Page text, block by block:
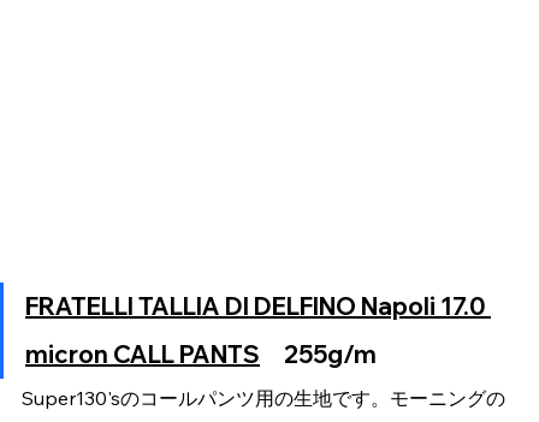
FRATELLI TALLIA DI DELFINO Napoli 17.0
micron CALL PANTS 255g/m
Super130'sのコールパンツ用の生地です。モーニングの